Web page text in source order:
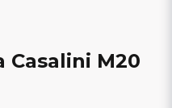
Casalini M20